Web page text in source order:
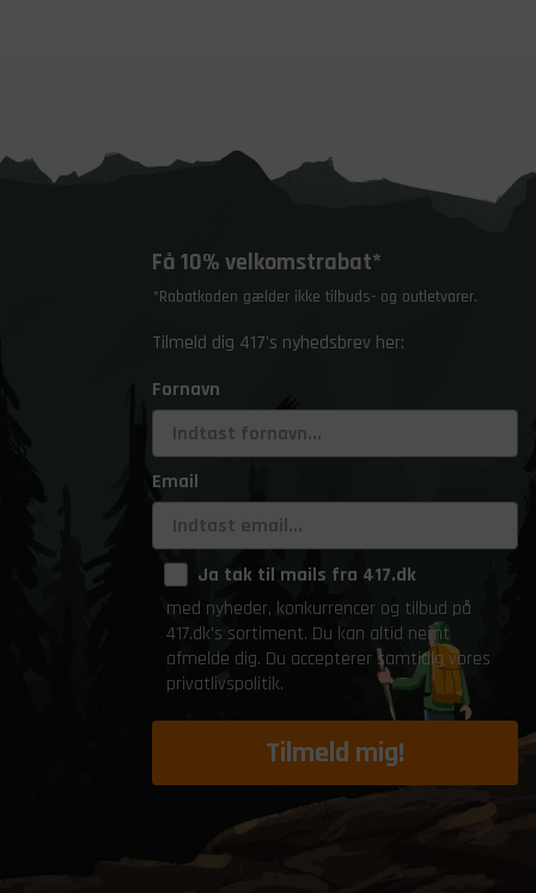
Få 10% velkomstrabat*
*Rabatkoden gælder ikke tilbuds- og outletvarer.
Tilmeld dig 417's nyhedsbrev her:
Fornavn
Email
Ja tak til mails fra 417.dk
med nyheder, konkurrencer og tilbud på
417.dk's sortiment. Du kan altid nemt
afmelde dig. Du accepterer samtidig vores
privatlivspolitik.
Tilmeld mig!